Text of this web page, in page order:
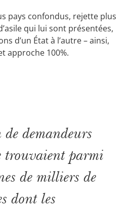
pays confondus, rejette plus
qui lui sont présentées,
d’un État à l’autre – ainsi,
approche 100%.
de demandeurs
trouvaient parmi
de milliers de
dont les